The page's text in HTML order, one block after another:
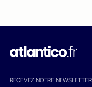
RECEVEZ NOTRE NEWSLETTER